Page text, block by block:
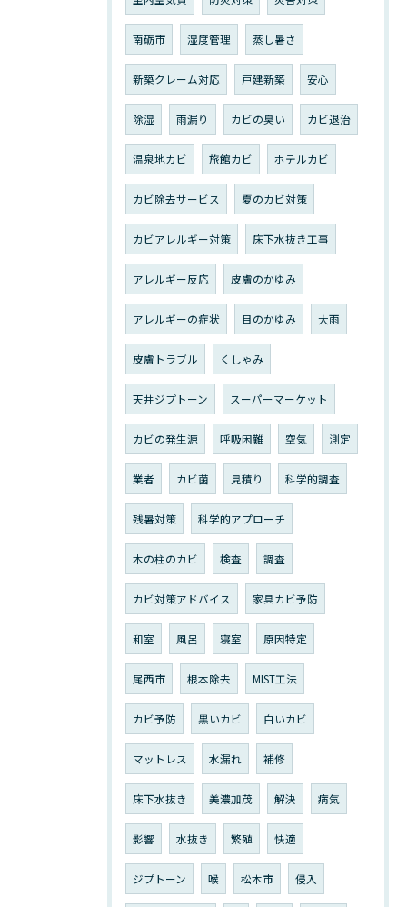
南砺市 湿度管理 蒸し暑さ
新築クレーム対応 戸建新築 安心
除湿 雨漏り カビの臭い カビ退治
温泉地カビ 旅館カビ ホテルカビ
カビ除去サービス 夏のカビ対策
カビアレルギー対策 床下水抜き工事
アレルギー反応 皮膚のかゆみ
アレルギーの症状 目のかゆみ 大雨
皮膚トラブル くしゃみ
天井ジプトーン スーパーマーケット
カビの発生源 呼吸困難 空気 測定
業者 カビ菌 見積り 科学的調査
残暑対策 科学的アプローチ
木の柱のカビ 検査 調査
カビ対策アドバイス 家具カビ予防
和室 風呂 寝室 原因特定
尾西市 根本除去 MIST工法
カビ予防 黒いカビ 白いカビ
マットレス 水漏れ 補修
床下水抜き 美濃加茂 解決 病気
影響 水抜き 繁殖 快適
ジプトーン 喉 松本市 侵入